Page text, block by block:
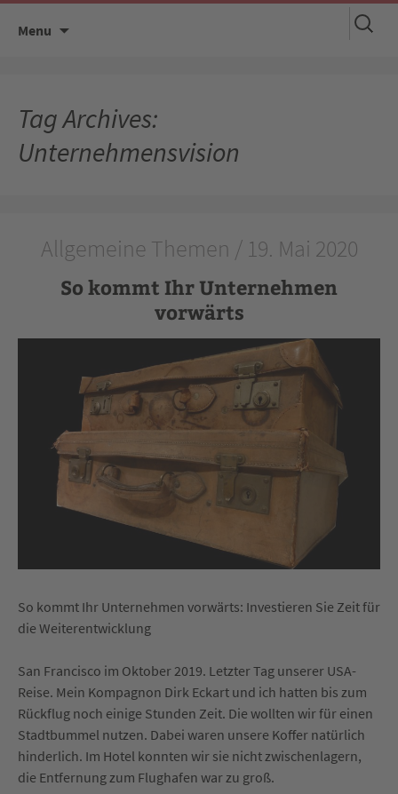
Menu
Suchen
nach:
Tag Archives:
Unternehmensvision
Allgemeine Themen / 19. Mai 2020
So kommt Ihr Unternehmen
vorwärts
So kommt Ihr Unternehmen vorwärts: Investieren Sie Zeit für
die Weiterentwicklung
San Francisco im Oktober 2019. Letzter Tag unserer USA-
Reise. Mein Kompagnon Dirk Eckart und ich hatten bis zum
Rückflug noch einige Stunden Zeit. Die wollten wir für einen
Stadtbummel nutzen. Dabei waren unsere Koffer natürlich
hinderlich. Im Hotel konnten wir sie nicht zwischenlagern,
die Entfernung zum Flughafen war zu groß.